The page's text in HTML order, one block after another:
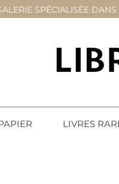
SPÉCIALISÉE
LIVRES